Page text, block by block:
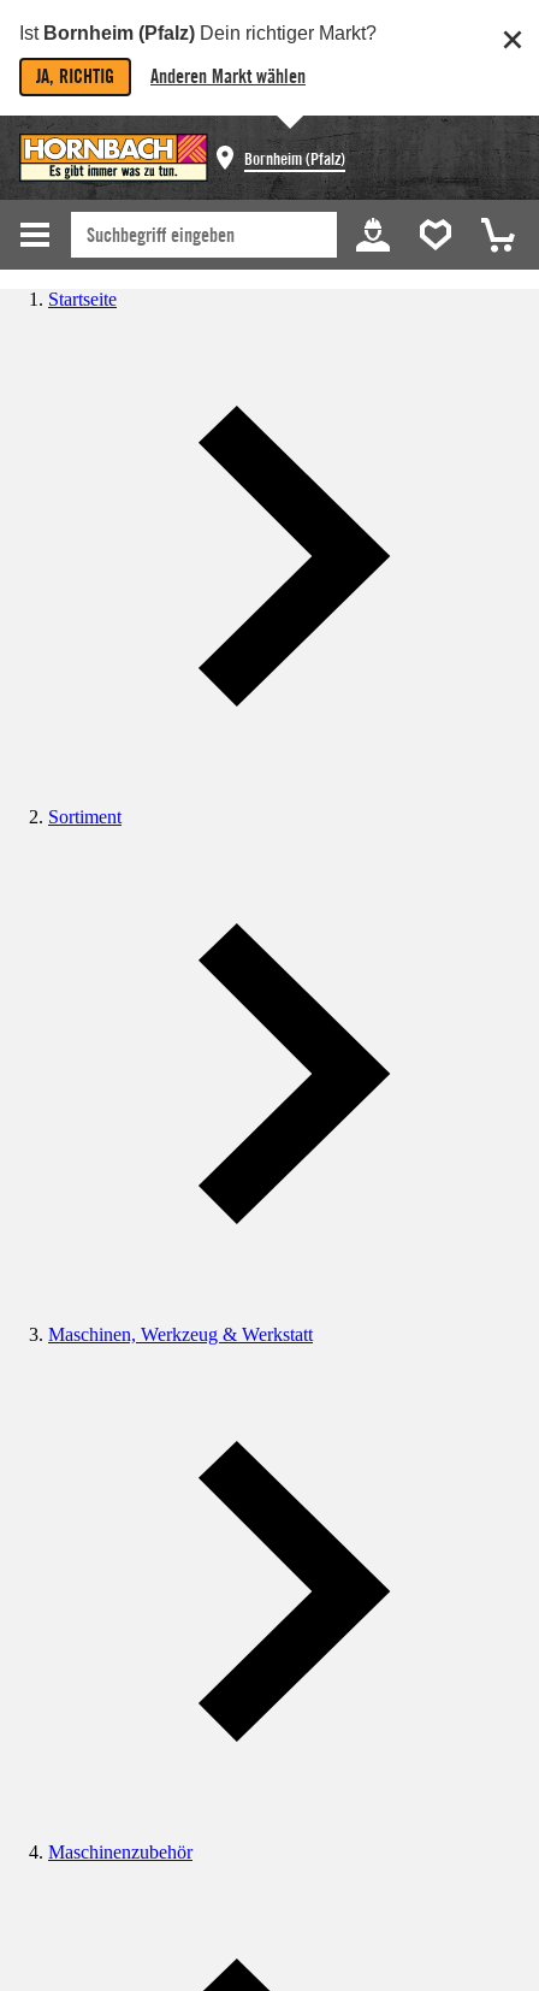
Ist Bornheim (Pfalz) Dein richtiger Markt?
JA, RICHTIG Anderen Markt wählen
Bornheim (Pfalz)
Startseite
Sortiment
Maschinen, Werkzeug & Werkstatt
Maschinenzubehör